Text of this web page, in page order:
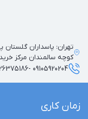
زمان کاری
تهران: پاسداران
کوچه سالمندان مرکز
09105920204 -02126375186